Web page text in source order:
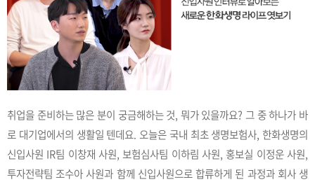
취업을 준비하는 많은 분이 궁금해하는 것, 뭐가 있을까요? 그 중 하나가 바
로 대기업에서의 생활일 텐데요. 오늘은 국내 최초 생명보험사, 한화생명의
신입사원 IR팀 이창재 사원, 보험심사팀 이하림 사원, 홍보실 이정운 사원,
투자전략팀 조수아 사원과 함께 신입사원으로 합류하게 된 과정과 회사 생